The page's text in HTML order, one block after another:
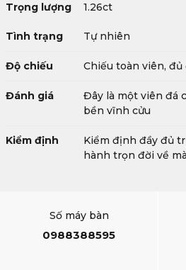
Trọng lượng 1.26ct
Tình trạng Tự nhiên
Độ chiếu Chiếu toàn viên, đủ
Đánh giá
Đây là một viên đá
bền vĩnh cửu
Kiểm định
Kiểm định đầy đủ
hành trọn đời về
Số máy bàn
0988388595